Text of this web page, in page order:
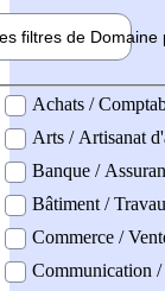
filtres de Domaine
professionel
Achats /
Arts / Artisanat
Banque /
Bâtiment /
Commerce /
Communication